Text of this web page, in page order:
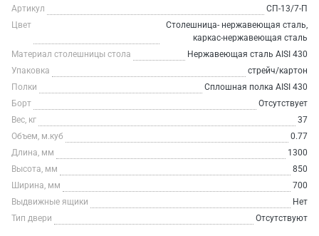
Артикул
СП-13/7-П
Цвет
Столешница- нержавеющая сталь,
каркас-нержавеющая сталь
Материал столешницы стола
Нержавеющая сталь AISI 430
Упаковка
стрейч/картон
Полки
Сплошная полка AISI 430
Борт
Отсутствует
Вес, кг
37
Объем, м.куб
0.77
Длина, мм
1300
Высота, мм
850
Ширина, мм
700
Выдвижные ящики
Нет
Тип двери
Отсутствуют